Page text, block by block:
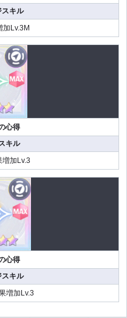
スキル
加Lv.3M
心得
キル
加Lv.3
心得
スキル
増加Lv.3